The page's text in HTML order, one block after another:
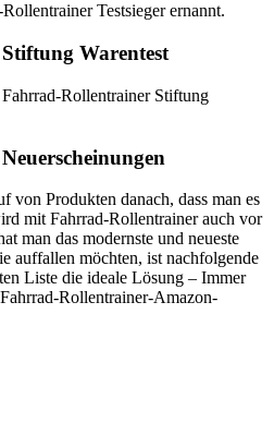
Testsieger ernannt.
Warentest
Rollentrainer Stiftung
von Produkten danach, dass man es
mit Fahrrad-Rollentrainer auch vor
man das modernste und neueste
auffallen möchten, ist nachfolgende
Liste die ideale Lösung – Immer
Rollentrainer-Amazon-